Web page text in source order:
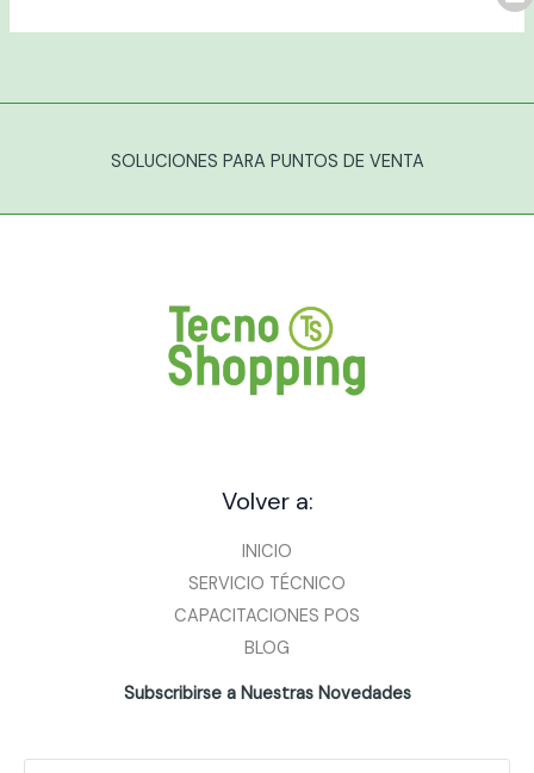
SOLUCIONES PARA PUNTOS DE VENTA
Volver a:
INICIO
SERVICIO TÉCNICO
CAPACITACIONES POS
BLOG
Subscribirse a Nuestras Novedades